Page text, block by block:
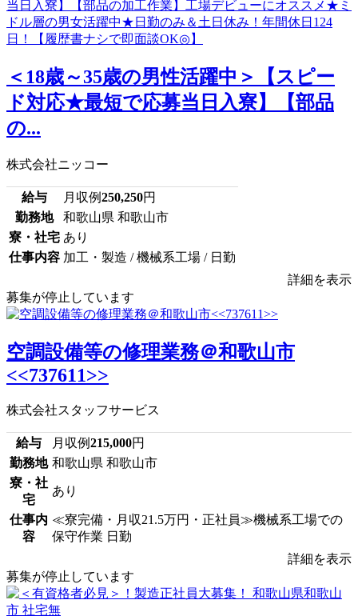
＜18歳～35歳の男性活躍中＞【スピー
ド対応★最短で応募当日入寮】【部品
の...
株式会社ニッコー
給与 月収例250,250円
勤務地
和歌山県 和歌山市
寮・社宅 あり
仕事内容 加工・製造 / 機械系工場 / 日勤
詳細を表示
募集が停止しています
空調設備等の修理業務＠和歌山市
<<737611>>
株式会社スタッフサービス
給与 月収例215,000円
勤務地 和歌山県 和歌山市
寮・社
宅
あり
仕事内
容
≪寮完備・月収21.5万円・正社員≫機械系工場での
保守作業 日勤
詳細を表示
募集が停止しています